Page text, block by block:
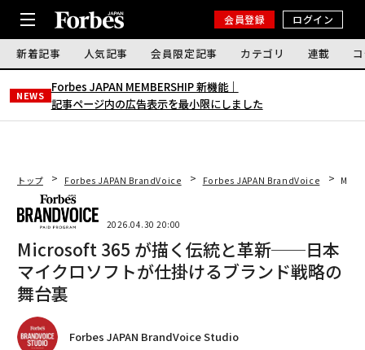
会員登録 ログイン
新着記事 人気記事 会員限定記事 カテゴリ 連載
NEWS
Forbes JAPAN MEMBERSHIP 新機能｜
記事ページ内の広告表示を最小限にしました
トップ Forbes JAPAN BrandVoice Forbes JAPAN BrandVoice
2026.04.30 20:00
Microsoft 365 が描く伝統と革新──日本
マイクロソフトが仕掛けるブランド戦略の
舞台裏
Forbes JAPAN BrandVoice Studio